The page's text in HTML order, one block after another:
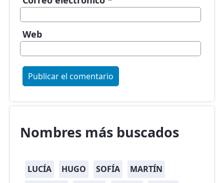
Web
Nombres más buscados
LUCÍA HUGO SOFÍA
MARTÍN